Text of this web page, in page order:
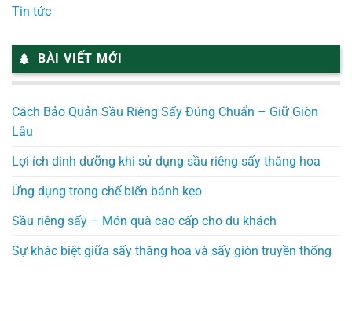
Tin tức
BÀI VIẾT MỚI
Cách Bảo Quản Sầu Riêng Sấy Đúng Chuẩn – Giữ Giòn
Lâu
Lợi ích dinh dưỡng khi sử dụng sầu riêng sấy thăng hoa
Ứng dụng trong chế biến bánh kẹo
Sầu riêng sấy – Món quà cao cấp cho du khách
Sự khác biệt giữa sấy thăng hoa và sấy giòn truyền thống